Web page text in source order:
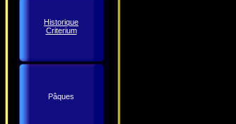
Historique
Criterium
Pâques